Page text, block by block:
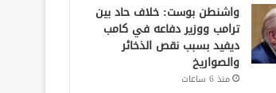
واشنطن بوست: خلاف حاد بين
ترامب ووزير دفاعه في كامب
ديفيد بسبب نقص الذخائر
والصواريخ
منذ 6 ساعات